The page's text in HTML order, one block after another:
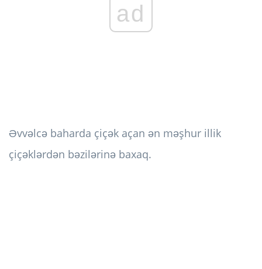
ad
Əvvəlcə baharda çiçək açan ən məşhur illik
çiçəklərdən bəzilərinə baxaq.